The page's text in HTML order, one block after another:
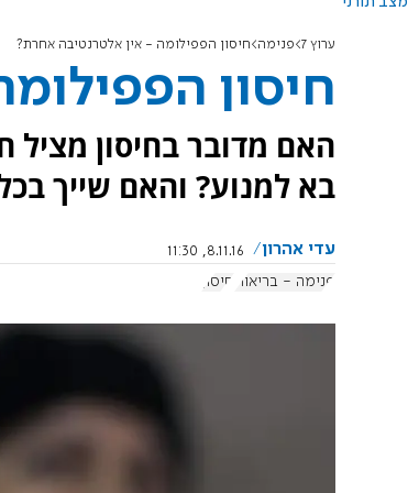
ערוץ 7 פנימה חיסון הפפילומה - אין אלטרנטיבה אחרת?
חיסון
האם מדובר בחיסון
בא למנוע? והאם שייך
עדי אהרון
8.11.16, 11:30
פנימה - בריאות
חיסון